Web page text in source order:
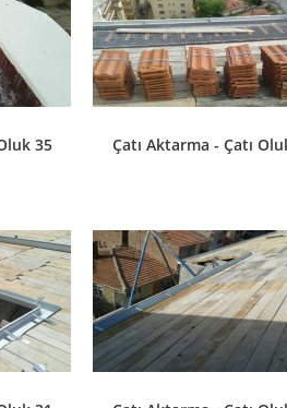
35 Çatı Aktarma - Çatı